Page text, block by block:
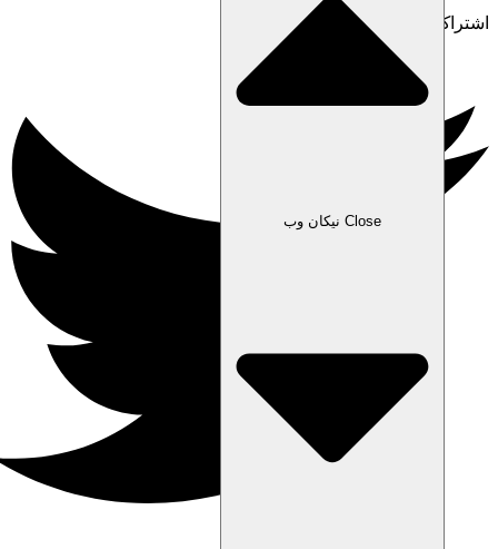
Close نیکان وب
اشتراک گذاری :